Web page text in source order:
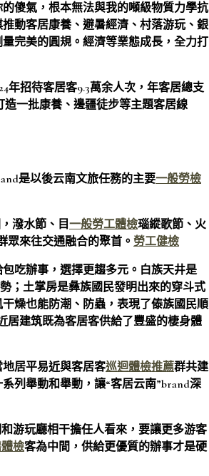
傻氣，根本無法與我的噸級物質力學抗
動客居康養、避暑經濟、村落游玩、銀
完美的圓規。經濟等業態成長，全力打
年招待客居客9.3萬余人次，年客居總支
造一批康養、邊疆徒步等主題客居線
是以後云南文旅任務的主要一般勞檢
潑水節、目一般勞工體檢瑙縱歌節、火
來往交通融合的聚首。 勞工健檢
吃辦事，選擇更趨多元。白族天井是
；土掌房是彝族國民發明出來的穿斗式
燥也能防潮、防蟲，表現了傣族國民順
建筑既為客居客供給了豐盛的棲身體
居平易近與客居客巡迴體檢推薦群共建
列舉動和舉動，讓“客居云南”brand深
游玩廳相干擔任人看來，要讓更多游客
檢客為中間，供給更優質的辦事才是硬